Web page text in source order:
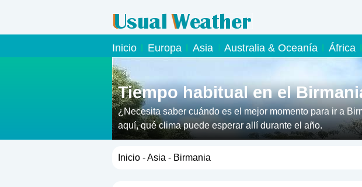
Inicio Europa Asia Australia & Oceanía África
Tiempo habitual en el
¿Necesita saber cuándo es el mejor momento para ir a
aquí, qué clima puede esperar allí durante el año.
Inicio-Asia - Birmania